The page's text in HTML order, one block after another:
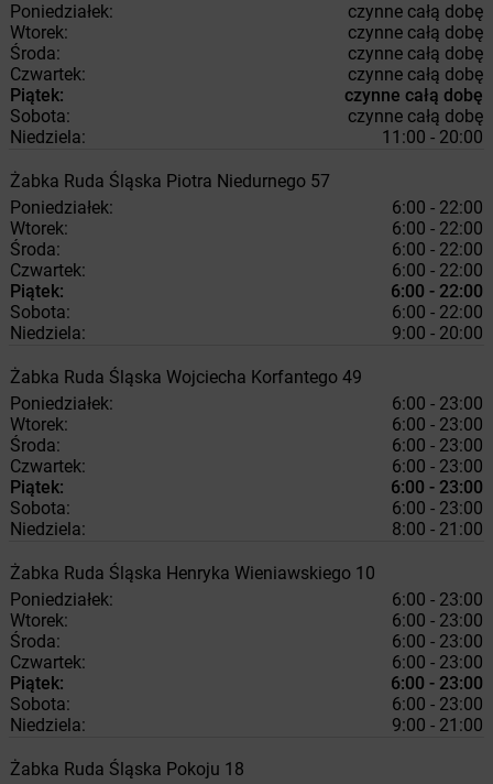
Poniedziałek:
czynne całą dobę
Wtorek:
czynne całą dobę
Środa:
czynne całą dobę
Czwartek:
czynne całą dobę
Piątek:
czynne całą dobę
Sobota:
czynne całą dobę
Niedziela:
11:00 - 20:00
Żabka Ruda Śląska Piotra Niedurnego 57
Poniedziałek:
6:00 - 22:00
Wtorek:
6:00 - 22:00
Środa:
6:00 - 22:00
Czwartek:
6:00 - 22:00
Piątek:
6:00 - 22:00
Sobota:
6:00 - 22:00
Niedziela:
9:00 - 20:00
Żabka Ruda Śląska Wojciecha Korfantego 49
Poniedziałek:
6:00 - 23:00
Wtorek:
6:00 - 23:00
Środa:
6:00 - 23:00
Czwartek:
6:00 - 23:00
Piątek:
6:00 - 23:00
Sobota:
6:00 - 23:00
Niedziela:
8:00 - 21:00
Żabka Ruda Śląska Henryka Wieniawskiego 10
Poniedziałek:
6:00 - 23:00
Wtorek:
6:00 - 23:00
Środa:
6:00 - 23:00
Czwartek:
6:00 - 23:00
Piątek:
6:00 - 23:00
Sobota:
6:00 - 23:00
Niedziela:
9:00 - 21:00
Żabka Ruda Śląska Pokoju 18